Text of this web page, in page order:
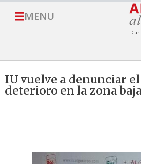
MENU
IU vuelve a denunciar
deterioro en la zona